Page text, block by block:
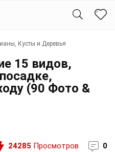
Кусты и Деревья
15 видов,
(90 Фото &
24285 Просмотров 0